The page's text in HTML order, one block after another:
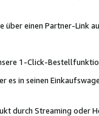
einen Partner-Link
1-Click-
in seinen
durch Streaming oder